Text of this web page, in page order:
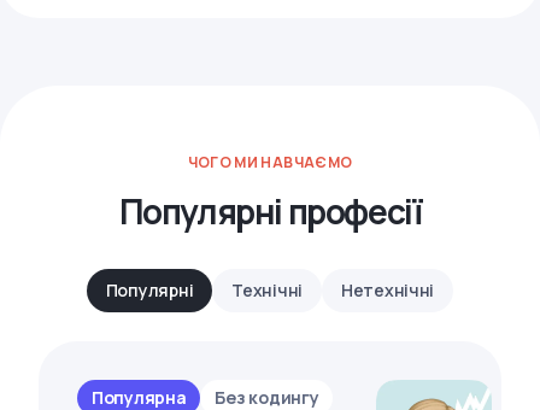
ЧОГО МИ НАВЧАЄМО
Популярні професії
Популярні Технічні Нетехнічні
Популярна Без кодингу